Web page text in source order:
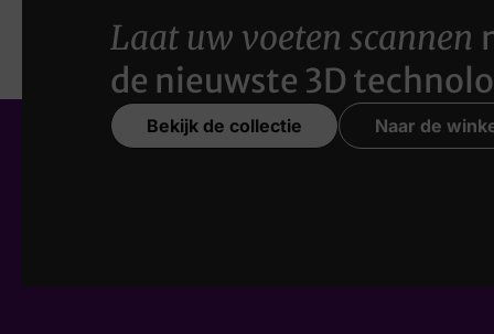
Laat uw voeten scannen
de nieuwste 3D
Bekijk de collectie Naar de